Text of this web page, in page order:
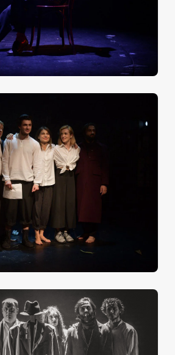
Мне понравился ритм
понравились актеры! Явно очень
сценограф ставили спектакль.
Захватывающе! Такие
актерские работы. Очень
не видели такой игры. У нас в
Настолько держали ребята в
Спасибо огромное
великолепный. Нам
актеров, и задумка режиссера, и
переполнены эмоциями"
скажу, что не ожидала
актеров. Ребята